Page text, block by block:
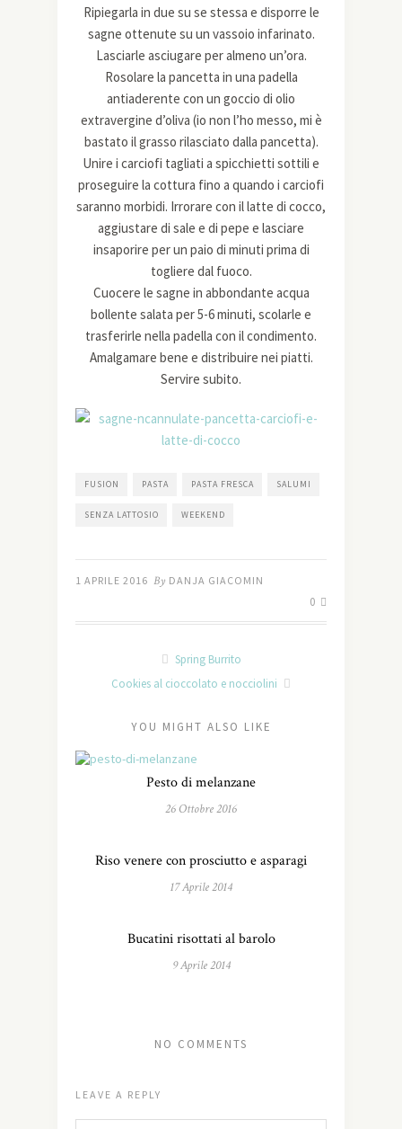
Ripiegarla in due su se stessa e disporre le
sagne ottenute su un vassoio infarinato.
Lasciarle asciugare per almeno un’ora.
Rosolare la pancetta in una padella
antiaderente con un goccio di olio
extravergine d’oliva (io non l’ho messo, mi è
bastato il grasso rilasciato dalla pancetta).
Unire i carciofi tagliati a spicchietti sottili e
proseguire la cottura fino a quando i carciofi
saranno morbidi. Irrorare con il latte di cocco,
aggiustare di sale e di pepe e lasciare
insaporire per un paio di minuti prima di
togliere dal fuoco.
Cuocere le sagne in abbondante acqua
bollente salata per 5-6 minuti, scolarle e
trasferirle nella padella con il condimento.
Amalgamare bene e distribuire nei piatti.
Servire subito.
FUSION PASTA PASTA FRESCA SALUMI
SENZA LATTOSIO WEEKEND
1 APRILE 2016 By DANJA GIACOMIN
0
Spring Burrito
Cookies al cioccolato e nocciolini
YOU MIGHT ALSO LIKE
Pesto di melanzane
26 Ottobre 2016
Riso venere con prosciutto e asparagi
17 Aprile 2014
Bucatini risottati al barolo
9 Aprile 2014
NO COMMENTS
LEAVE A REPLY